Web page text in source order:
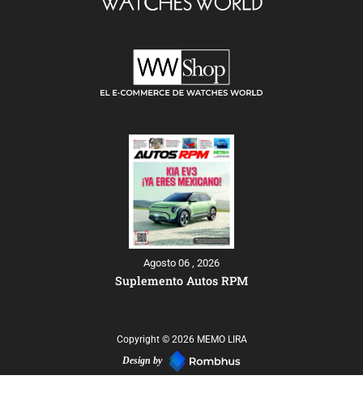
Agosto 06 , 2026
Suplemento Autos RPM
Copyright © 2026 MEMO LIRA
Design by